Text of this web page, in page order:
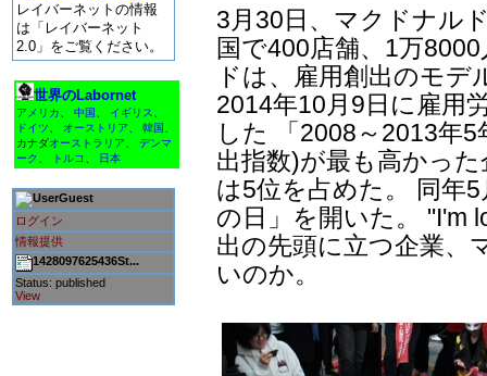
レイバーネットの情報
は「レイバーネット
2.0」をご覧ください。
世界のLabornet
アメリカ 中国 イギリス
ドイツ
オーストリア 韓国
カナダオーストラリア
デンマ
ーク
トルコ 日本
Guest
ログイン
情報提供
1428097625436St...
Status: published
View
3月30日、マクドナル
国で400店舗、1万
ドは、雇用創出のモ
2014年10月9日に雇用
した 「2008～2013年
出指数)が最も高かっ
は5位を占めた。 同年
の日」を開いた。 "I'm
出の先頭に立つ企業、
いのか。